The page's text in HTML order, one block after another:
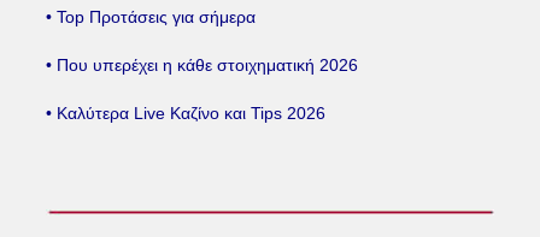
• Top Προτάσεις για σήμερα
• Που υπερέχει η κάθε στοιχηματική 2026
• Καλύτερα Live Καζίνο και Tips 2026